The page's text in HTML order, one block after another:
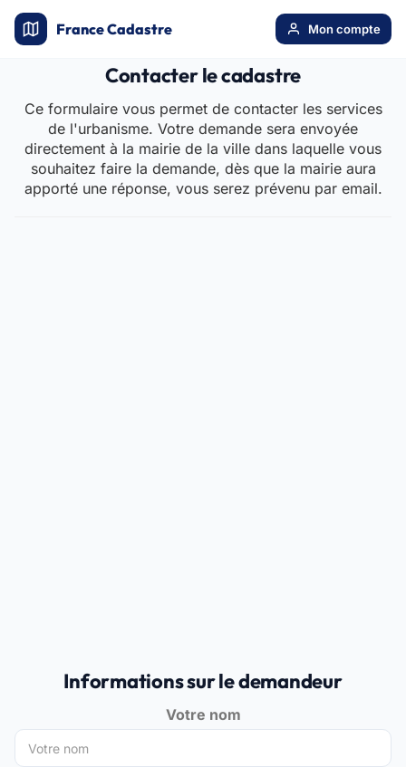
France Cadastre Mon compte
Contacter le cadastre
Ce formulaire vous permet de contacter les services
de l'urbanisme. Votre demande sera envoyée
directement à la mairie de la ville dans laquelle vous
souhaitez faire la demande, dès que la mairie aura
apporté une réponse, vous serez prévenu par email.
Informations sur le demandeur
Votre nom